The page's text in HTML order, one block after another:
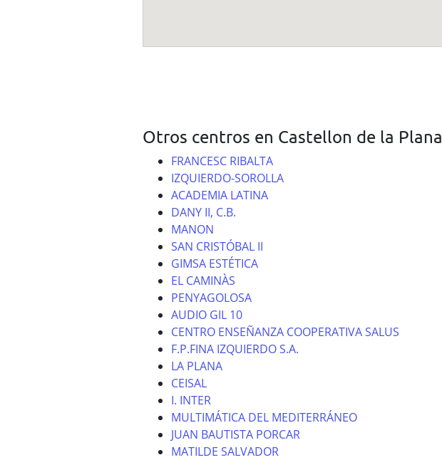
Otros centros en Castellon de la Plana
FRANCESC RIBALTA
IZQUIERDO-SOROLLA
ACADEMIA LATINA
DANY II, C.B.
MANON
SAN CRISTÓBAL II
GIMSA ESTÉTICA
EL CAMINÀS
PENYAGOLOSA
AUDIO GIL 10
CENTRO ENSEÑANZA COOPERATIVA SALUS
F.P.FINA IZQUIERDO S.A.
LA PLANA
CEISAL
I. INTER
MULTIMÁTICA DEL MEDITERRÁNEO
JUAN BAUTISTA PORCAR
MATILDE SALVADOR